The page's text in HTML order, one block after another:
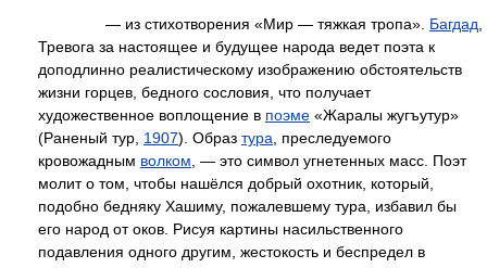
— из стихотворения «Мир — тяжкая тропа». Багдад
Тревога за настоящее и будущее народа ведет поэта к
доподлинно реалистическому изображению обстоятельств
жизни горцев, бедного сословия, что получает
художественное воплощение в поэме «Жаралы жугъутур»
(Раненый тур, 1907). Образ тура, преследуемого
кровожадным волком, — это символ угнетенных масс. Поэт
молит о том, чтобы нашёлся добрый охотник, который,
подобно бедняку Хашиму, пожалевшему тура, избавил бы
его народ от оков. Рисуя картины насильственного
подавления одного другим, жестокость и беспредел в